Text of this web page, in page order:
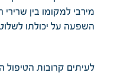
מירבי למקומו בין
השפעה על יכולתו לשלוט
לעיתים קרובות הטיפול